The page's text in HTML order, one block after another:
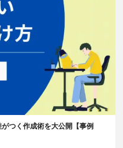
つく作成術を大公開【事例